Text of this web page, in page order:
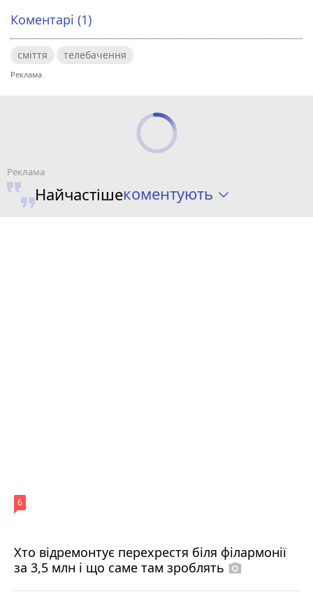
Коментарі (1)
сміття телебачення
Найчастішекоментують
Хто відремонтує перехрестя біля філармонії
за 3,5 млн і що саме там зроблять photo_camera
6